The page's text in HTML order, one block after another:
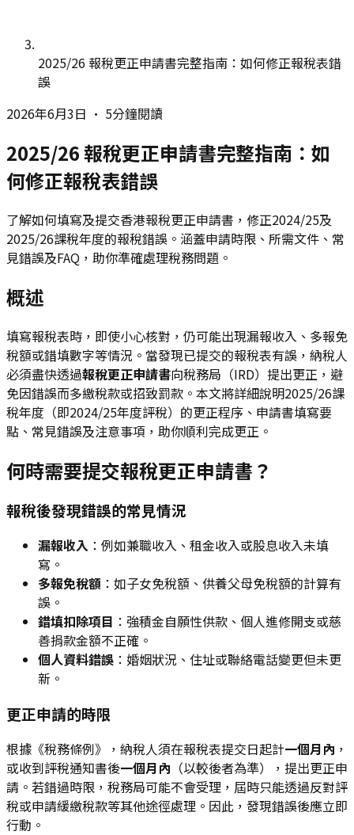
2025/26 報稅更正申請書完整指南：如何修正報稅表錯
誤
2026年6月3日 • 5分鐘閱讀
2025/26 報稅更正申請書完整指南：如
何修正報稅表錯誤
了解如何填寫及提交香港報稅更正申請書，修正2024/25及
2025/26課稅年度的報稅錯誤。涵蓋申請時限、所需文件、常
見錯誤及FAQ，助你準確處理稅務問題。
概述
填寫報稅表時，即使小心核對，仍可能出現漏報收入、多報免
稅額或錯填數字等情況。當發現已提交的報稅表有誤，納稅人
必須盡快透過報稅更正申請書向稅務局（IRD）提出更正，避
免因錯誤而多繳稅款或招致罰款。本文將詳細說明2025/26課
稅年度（即2024/25年度評稅）的更正程序、申請書填寫要
點、常見錯誤及注意事項，助你順利完成更正。
何時需要提交報稅更正申請書？
報稅後發現錯誤的常見情況
漏報收入 ：例如兼職收入、租金收入或股息收入未填
寫。
多報免稅額 ：如子女免稅額、供養父母免稅額的計算有
誤。
錯填扣除項目 ：強積金自願性供款、個人進修開支或慈
善捐款金額不正確。
個人資料錯誤 ：婚姻狀況、住址或聯絡電話變更但未更
新。
更正申請的時限
根據《稅務條例》，納稅人須在報稅表提交日起計一個月內 ，
或收到評稅通知書後一個月內 （以較後者為準），提出更正申
請。若錯過時限，稅務局可能不會受理，屆時只能透過反對評
稅或申請緩繳稅款等其他途徑處理。因此，發現錯誤後應立即
行動。